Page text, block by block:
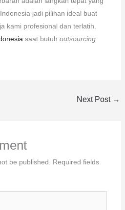
jadi pilihan ideal buat
kami profesional dan terlatih.
saat butuh outsourcing
Next Post →
be published.
Required fields